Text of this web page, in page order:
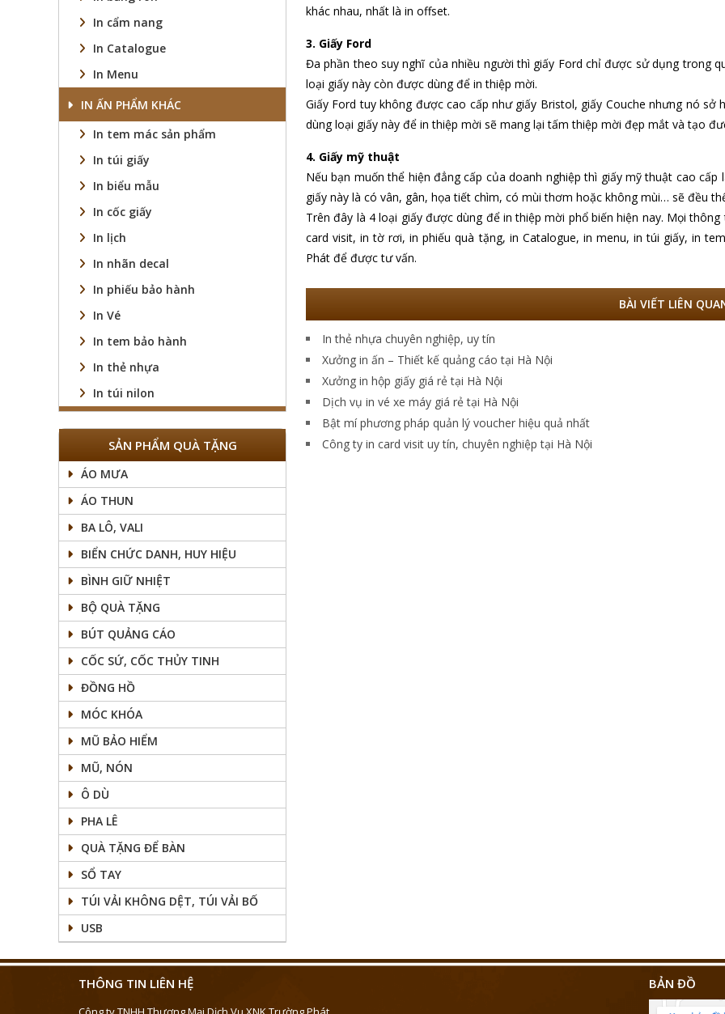
khác nhau, nhất là in offset.
3. Giấy Ford
Đa phần theo suy nghĩ của nhiều người thì giấy Ford chỉ được sử dụng trong
loại giấy này còn được dùng để in thiệp mời.
Giấy Ford tuy không được cao cấp như giấy Bristol, giấy Couche nhưng nó
dùng loại giấy này để in thiệp mời sẽ mang lại tấm thiệp mời đẹp mắt và tạo
4. Giấy mỹ thuật
Nếu bạn muốn thể hiện đẳng cấp của doanh nghiệp thì giấy mỹ thuật cao
giấy này là có vân, gân, họa tiết chìm, có mùi thơm hoặc không mùi… sẽ đều
Trên đây là 4 loại giấy được dùng để in thiệp mời phổ biến hiện nay. Mọi
card visit, in tờ rơi, in phiếu quà tặng, in Catalogue, in menu, in túi giấy, in
Phát để được tư vấn.
BÀI VIẾT LIÊN
In thẻ nhựa chuyên nghiệp, uy tín
Xưởng in ấn – Thiết kế quảng cáo tại Hà Nội
Xưởng in hộp giấy giá rẻ tại Hà Nội
Dịch vụ in vé xe máy giá rẻ tại Hà Nội
Bật mí phương pháp quản lý voucher hiệu quả nhất
Công ty in card visit uy tín, chuyên nghiệp tại Hà Nội
In cẩm nang
In Catalogue
In Menu
IN ẤN PHẨM KHÁC
In tem mác sản phẩm
In túi giấy
In biểu mẫu
In cốc giấy
In lịch
In nhãn decal
In phiếu bảo hành
In Vé
In tem bảo hành
In thẻ nhựa
In túi nilon
SẢN PHẨM QUÀ TẶNG
ÁO MƯA
ÁO THUN
BA LÔ, VALI
BIỂN CHỨC DANH, HUY HIỆU
BÌNH GIỮ NHIỆT
BỘ QUÀ TẶNG
BÚT QUẢNG CÁO
CỐC SỨ, CỐC THỦY TINH
ĐỒNG HỒ
MÓC KHÓA
MŨ BẢO HIỂM
MŨ, NÓN
Ô DÙ
PHA LÊ
QUÀ TẶNG ĐỂ BÀN
SỔ TAY
TÚI VẢI KHÔNG DỆT, TÚI VẢI BỐ
USB
THÔNG TIN LIÊN HỆ BẢN ĐỒ